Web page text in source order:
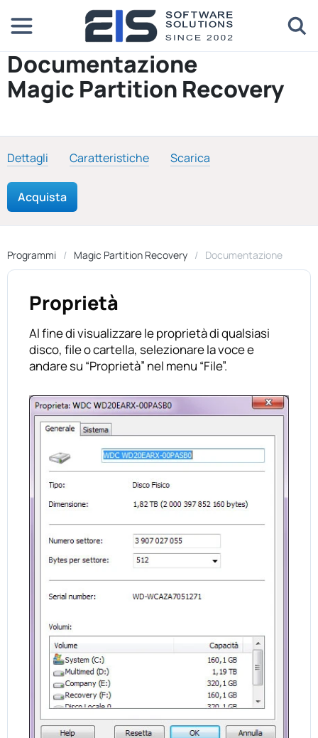
Documentazione
Magic Partition Recovery
Dettagli Caratteristiche Scarica
Acquista
Programmi Magic Partition Recovery Documentazione
Proprietà
Al fine di visualizzare le proprietà di qualsiasi
disco, file o cartella, selezionare la voce e
andare su “Proprietà” nel menu “File”.